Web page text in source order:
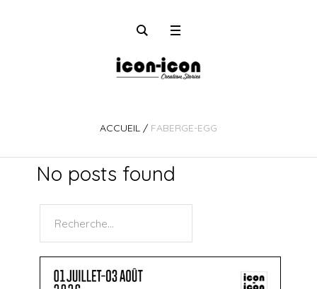
ACCUEIL / FABERGE-EGG
No posts found
Rechercher